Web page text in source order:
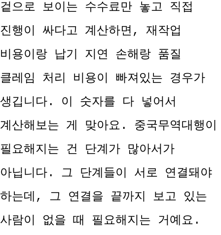
겉으로 보이는 수수료만 놓고 직접
진행이 싸다고 계산하면, 재작업
비용이랑 납기 지연 손해랑 품질
클레임 처리 비용이 빠져있는 경우가
생깁니다. 이 숫자를 다 넣어서
계산해보는 게 맞아요. 중국무역대행이
필요해지는 건 단계가 많아서가
아닙니다. 그 단계들이 서로 연결돼야
하는데, 그 연결을 끝까지 보고 있는
사람이 없을 때 필요해지는 거예요.